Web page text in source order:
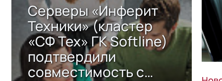
Серверы «Инферит
Техники» (кластер
«СФ Тех» ГК Softline)
подтвердили
совместимость с